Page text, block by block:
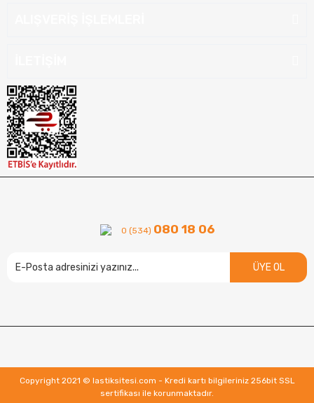
0 (534) 080 18 06
ÜYE OL
Copyright 2021 © lastiksitesi.com - Kredi kartı bilgileriniz 256bit SSL
sertifikası ile korunmaktadır.